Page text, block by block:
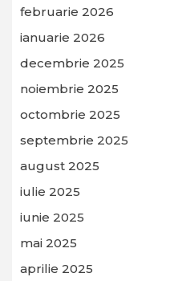
februarie 2026
ianuarie 2026
decembrie 2025
noiembrie 2025
octombrie 2025
septembrie 2025
august 2025
iulie 2025
iunie 2025
mai 2025
aprilie 2025